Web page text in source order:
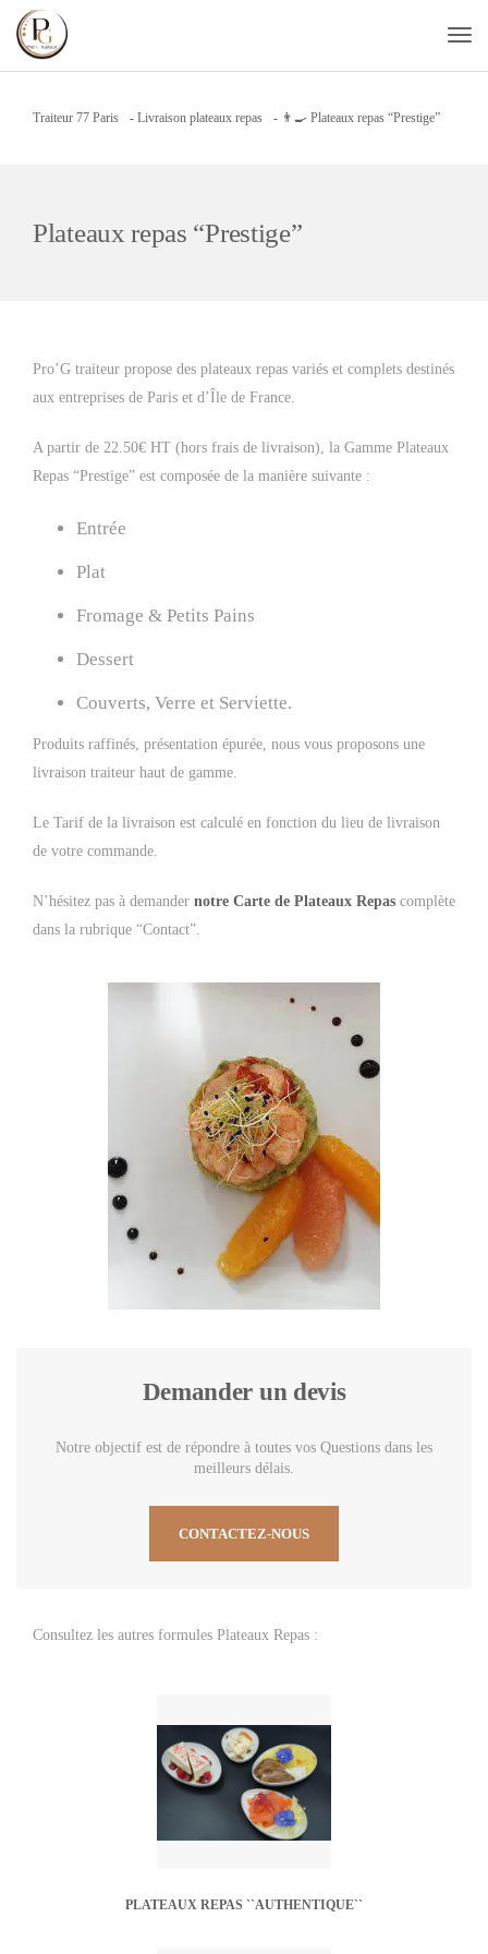
Traiteur 77 Paris - Livraison plateaux repas - 👨‍🍳 Plateaux repas “Prestige”
Plateaux repas “Prestige”
Pro’G traiteur propose des plateaux repas variés et complets destinés
aux entreprises de Paris et d’Île de France.
A partir de 22.50€ HT (hors frais de livraison), la Gamme Plateaux
Repas “Prestige” est composée de la manière suivante :
Entrée
Plat
Fromage & Petits Pains
Dessert
Couverts, Verre et Serviette.
Produits raffinés, présentation épurée, nous vous proposons une
livraison traiteur haut de gamme.
Le Tarif de la livraison est calculé en fonction du lieu de livraison
de votre commande.
N’hésitez pas à demander notre Carte de Plateaux Repas complète
dans la rubrique “Contact”.
Demander un devis
Notre objectif est de répondre à toutes vos Questions dans les
meilleurs délais.
CONTACTEZ-NOUS
Consultez les autres formules Plateaux Repas :
PLATEAUX REPAS ``AUTHENTIQUE``